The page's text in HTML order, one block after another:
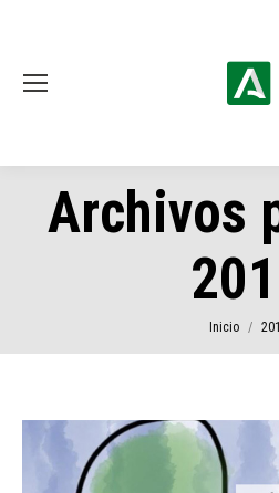
Archivos
Estás aquí:
Inicio